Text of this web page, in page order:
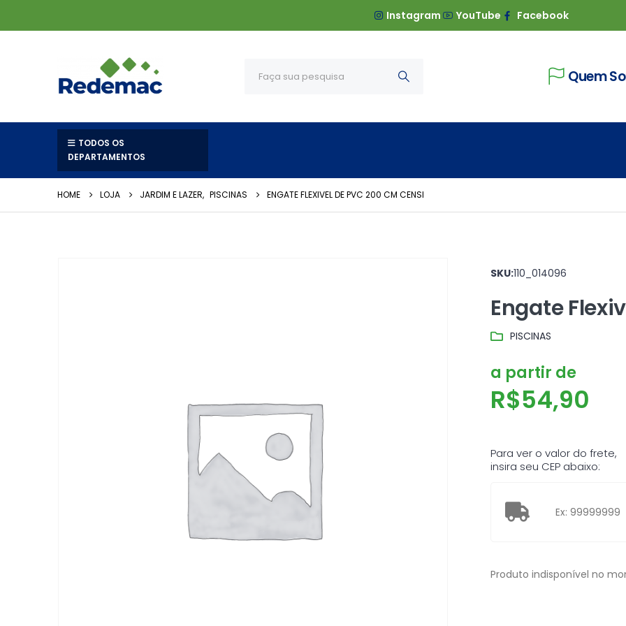
Instagram YouTube Facebook
Quem
TODOS OS
DEPARTAMENTOS
HOME LOJA JARDIM E LAZER, PISCINAS ENGATE FLEXIVEL DE PVC 200 CM CENSI
SKU:110_014096
Engate
PISCINAS
a partir de
R$54,90
Para ver o valor do frete,
insira seu CEP abaixo:
Produto indisponível no